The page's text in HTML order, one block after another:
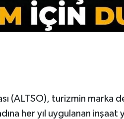
(ALTSO), turizmin marka
her yıl uygulanan inşaat